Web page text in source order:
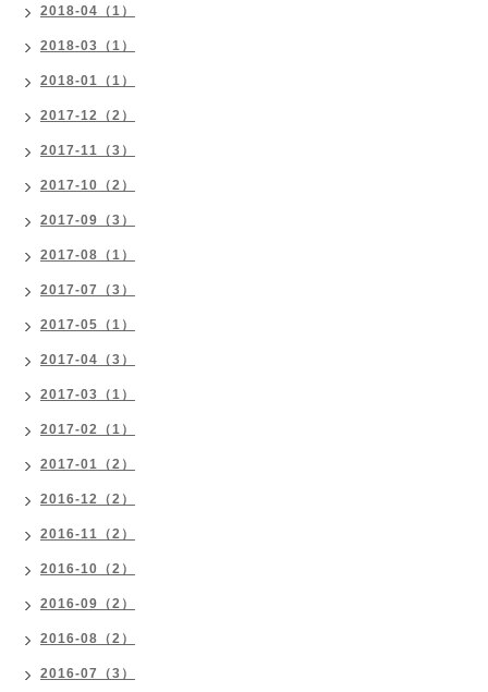
2018-04（1）
2018-03（1）
2018-01（1）
2017-12（2）
2017-11（3）
2017-10（2）
2017-09（3）
2017-08（1）
2017-07（3）
2017-05（1）
2017-04（3）
2017-03（1）
2017-02（1）
2017-01（2）
2016-12（2）
2016-11（2）
2016-10（2）
2016-09（2）
2016-08（2）
2016-07（3）